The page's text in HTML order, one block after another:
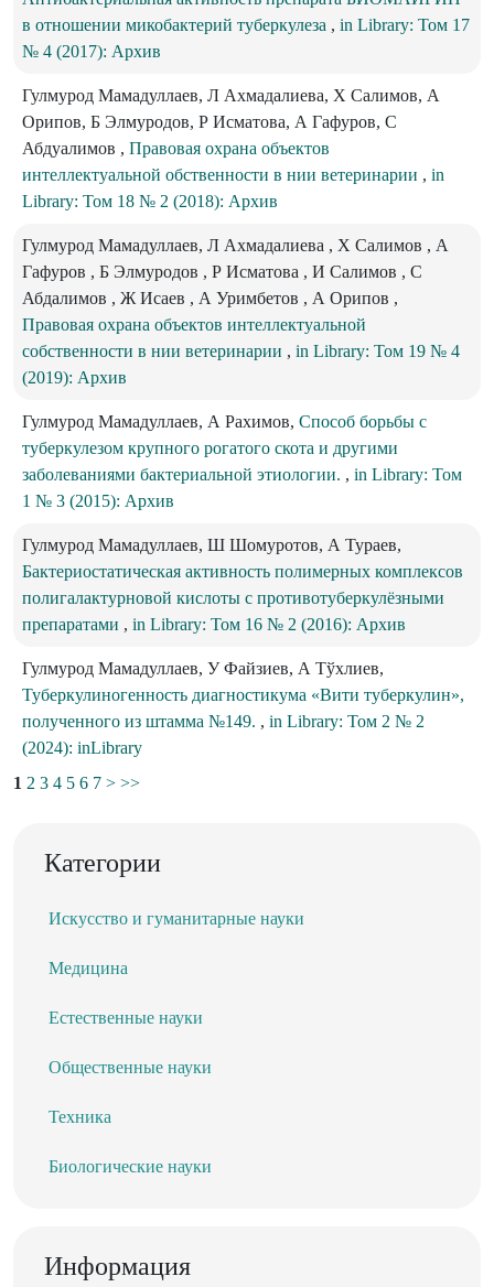
в отношении микобактерий туберкулеза , in Library: Том 17
№ 4 (2017): Архив
Гулмурод Мамадуллаев, Л Ахмадалиева, Х Салимов, А
Орипов, Б Элмуродов, Р Исматова, А Гафуров, С
Абдуалимов , Правовая охрана объектов
интеллектуальной обственности в нии ветеринарии , in
Library: Том 18 № 2 (2018): Архив
Гулмурод Мамадуллаев, Л Ахмадалиева , Х Салимов , А
Гафуров , Б Элмуродов , Р Исматова , И Салимов , С
Абдалимов , Ж Исаев , А Уримбетов , А Орипов ,
Правовая охрана объектов интеллектуальной
собственности в нии ветеринарии , in Library: Том 19 № 4
(2019): Архив
Гулмурод Мамадуллаев, А Рахимов, Способ борьбы с
туберкулезом крупного рогатого скота и другими
заболеваниями бактериальной этиологии. , in Library: Том
1 № 3 (2015): Архив
Гулмурод Мамадуллаев, Ш Шомуротов, А Тураев,
Бактериостатическая активность полимерных комплексов
полигалактурновой кислоты с противотуберкулёзными
препаратами , in Library: Том 16 № 2 (2016): Архив
Гулмурод Мамадуллаев, У Файзиев, А Тўхлиев,
Туберкулиногенность диагностикума «Вити туберкулин»,
полученного из штамма №149. , in Library: Том 2 № 2
(2024): inLibrary
1 2 3 4 5 6 7 > >>
Категории
Искусство и гуманитарные науки
Медицина
Естественные науки
Общественные науки
Техника
Биологические науки
Информация